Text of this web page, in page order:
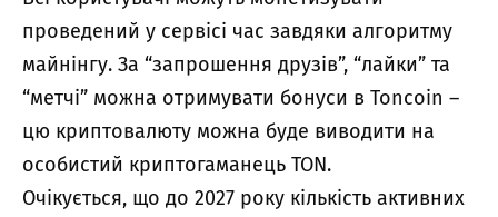
проведений у сервісі час завдяки алгоритму
майнінгу. За “запрошення друзів”, “лайки” та
“метчі” можна отримувати бонуси в Toncoin –
цю криптовалюту можна буде виводити на
особистий криптогаманець TON.
Очікується, що до 2027 року кількість активних